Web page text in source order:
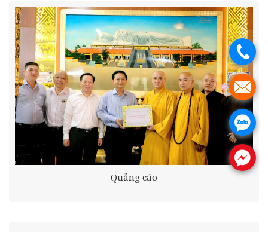
Quảng cáo
.
.
.
.